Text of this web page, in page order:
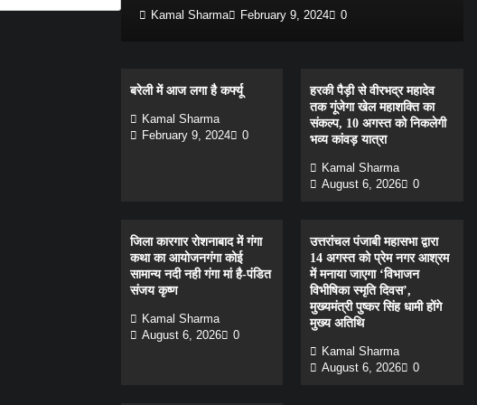
Kamal Sharma February 9, 2024 0
बरेली में आज लगा है कर्फ्यू
Kamal Sharma
February 9, 2024
0
हरकी पैड़ी से वीरभद्र महादेव
तक गूंजेगा खेल महाशक्ति का
संकल्प, 10 अगस्त को निकलेगी
भव्य कांवड़ यात्रा
Kamal Sharma
August 6, 2026
0
जिला कारगार रोशनाबाद में गंगा
कथा का आयोजनगंगा कोई
सामान्य नदी नही गंगा मां है-पंडित
संजय कृष्ण
Kamal Sharma
August 6, 2026
0
उत्तरांचल पंजाबी महासभा द्वारा
14 अगस्त को प्रेम नगर आश्रम
में मनाया जाएगा ‘विभाजन
विभीषिका स्मृति दिवस’,
मुख्यमंत्री पुष्कर सिंह धामी होंगे
मुख्य अतिथि
Kamal Sharma
August 6, 2026
0